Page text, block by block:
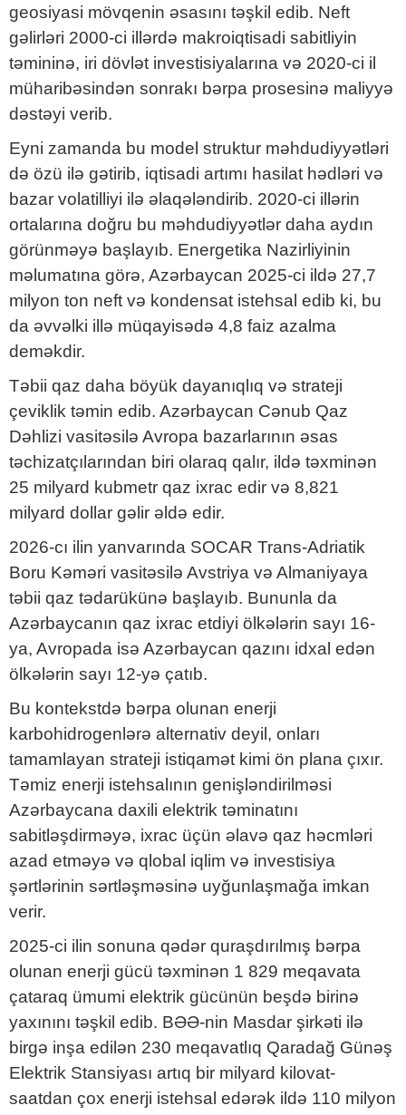
geosiyasi mövqenin əsasını təşkil edib. Neft
gəlirləri 2000-ci illərdə makroiqtisadi sabitliyin
təmininə, iri dövlət investisiyalarına və 2020-ci il
müharibəsindən sonrakı bərpa prosesinə maliyyə
dəstəyi verib.
Eyni zamanda bu model struktur məhdudiyyətləri
də özü ilə gətirib, iqtisadi artımı hasilat hədləri və
bazar volatilliyi ilə əlaqələndirib. 2020-ci illərin
ortalarına doğru bu məhdudiyyətlər daha aydın
görünməyə başlayıb. Energetika Nazirliyinin
məlumatına görə, Azərbaycan 2025-ci ildə 27,7
milyon ton neft və kondensat istehsal edib ki, bu
da əvvəlki illə müqayisədə 4,8 faiz azalma
deməkdir.
Təbii qaz daha böyük dayanıqlıq və strateji
çeviklik təmin edib. Azərbaycan Cənub Qaz
Dəhlizi vasitəsilə Avropa bazarlarının əsas
təchizatçılarından biri olaraq qalır, ildə təxminən
25 milyard kubmetr qaz ixrac edir və 8,821
milyard dollar gəlir əldə edir.
2026-cı ilin yanvarında SOCAR Trans-Adriatik
Boru Kəməri vasitəsilə Avstriya və Almaniyaya
təbii qaz tədarükünə başlayıb. Bununla da
Azərbaycanın qaz ixrac etdiyi ölkələrin sayı 16-
ya, Avropada isə Azərbaycan qazını idxal edən
ölkələrin sayı 12-yə çatıb.
Bu kontekstdə bərpa olunan enerji
karbohidrogenlərə alternativ deyil, onları
tamamlayan strateji istiqamət kimi ön plana çıxır.
Təmiz enerji istehsalının genişləndirilməsi
Azərbaycana daxili elektrik təminatını
sabitləşdirməyə, ixrac üçün əlavə qaz həcmləri
azad etməyə və qlobal iqlim və investisiya
şərtlərinin sərtləşməsinə uyğunlaşmağa imkan
verir.
2025-ci ilin sonuna qədər quraşdırılmış bərpa
olunan enerji gücü təxminən 1 829 meqavata
çataraq ümumi elektrik gücünün beşdə birinə
yaxınını təşkil edib. BƏƏ-nin Masdar şirkəti ilə
birgə inşa edilən 230 meqavatlıq Qaradağ Günəş
Elektrik Stansiyası artıq bir milyard kilovat-
saatdan çox enerji istehsal edərək ildə 110 milyon